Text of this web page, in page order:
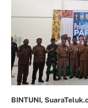
BINTUNI,